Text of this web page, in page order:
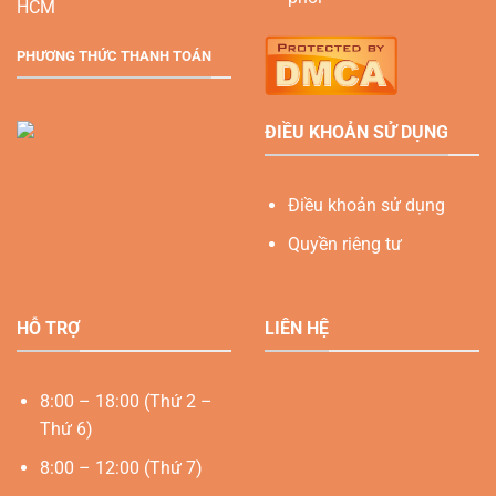
HCM
PHƯƠNG THỨC THANH TOÁN
ĐIỀU KHOẢN SỬ DỤNG
Điều khoản sử dụng
Quyền riêng tư
HỖ TRỢ
8:00 – 18:00 (Thứ 2 –
Thứ 6)
8:00 – 12:00 (Thứ 7)
LIÊN HỆ